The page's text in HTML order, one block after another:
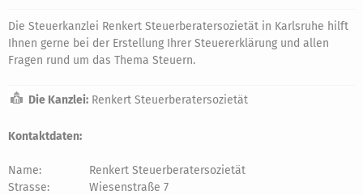
Die Steuerkanzlei Renkert Steuerberatersozietät in Karlsruhe hilft
Ihnen gerne bei der Erstellung Ihrer Steuererklärung und allen
Fragen rund um das Thema Steuern.
Die Kanzlei: Renkert Steuerberatersozietät
Kontaktdaten:
Name:
Renkert Steuerberatersozietät
Strasse:
Wiesenstraße 7